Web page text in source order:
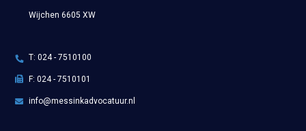
Wijchen 6605 XW
T:024 - 7510100
F: 024 - 7510101
info@messinkadvocatuur.nl